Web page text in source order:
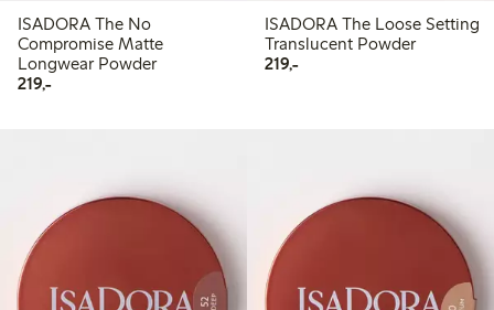
ISADORA The No
Compromise Matte
Longwear Powder
219,-219,00 kr
ISADORA The Loose Setting
Translucent Powder
219,-219,00 kr